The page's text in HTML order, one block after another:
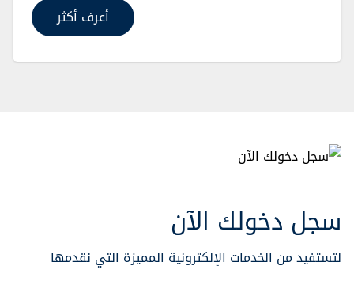
أعرف أكثر
سجل دخولك الآن
لتستفيد من الخدمات الإلكترونية المميزة التي نقدمها